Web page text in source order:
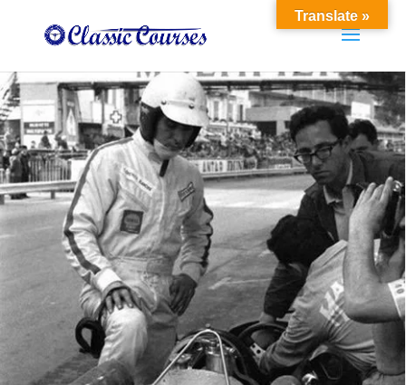
Translate »